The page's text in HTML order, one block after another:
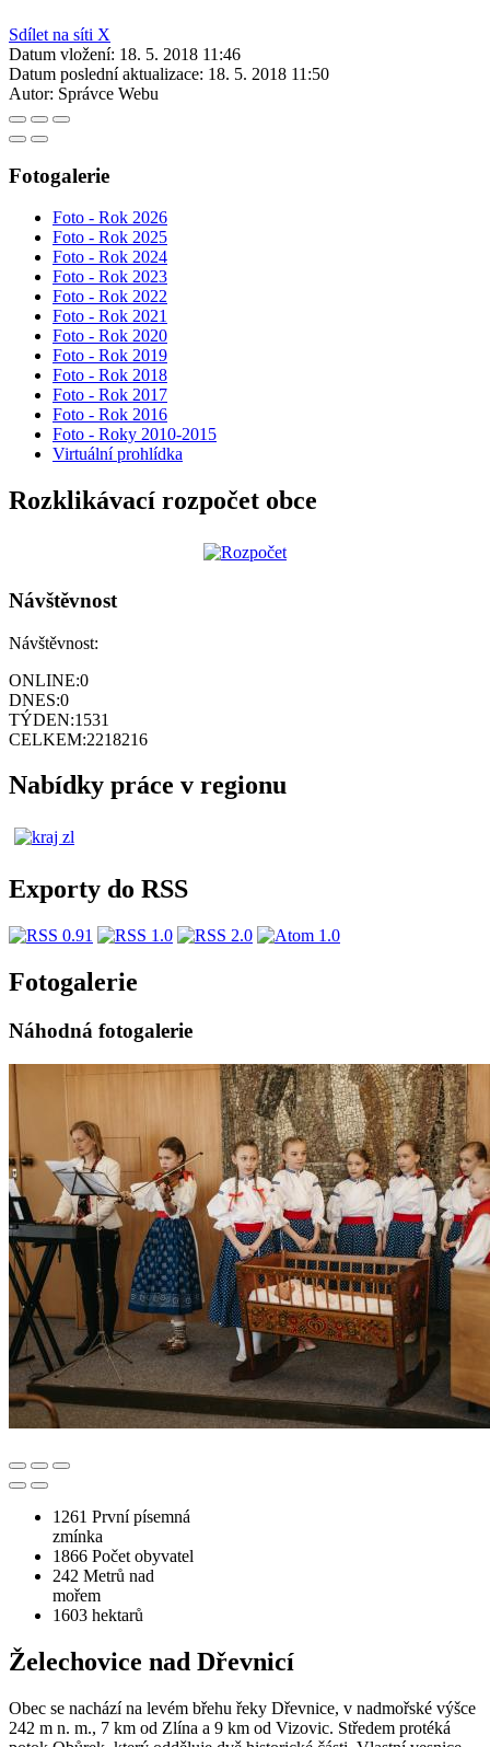
Sdílet na síti X
Datum vložení: 18. 5. 2018 11:46
Datum poslední aktualizace: 18. 5. 2018 11:50
Autor: Správce Webu
Fotogalerie
Foto - Rok 2026
Foto - Rok 2025
Foto - Rok 2024
Foto - Rok 2023
Foto - Rok 2022
Foto - Rok 2021
Foto - Rok 2020
Foto - Rok 2019
Foto - Rok 2018
Foto - Rok 2017
Foto - Rok 2016
Foto - Roky 2010-2015
Virtuální prohlídka
Rozklikávací rozpočet obce
Návštěvnost
Návštěvnost:
ONLINE:0
DNES:0
TÝDEN:1531
CELKEM:2218216
Nabídky práce v regionu
Exporty do RSS
Fotogalerie
Náhodná fotogalerie
1261 První písemná
zmínka
1866 Počet obyvatel
242 Metrů nad
mořem
1603 hektarů
Želechovice nad Dřevnicí
Obec se nachází na levém břehu řeky Dřevnice, v nadmořské výšce
242 m n. m., 7 km od Zlína a 9 km od Vizovic. Středem protéká